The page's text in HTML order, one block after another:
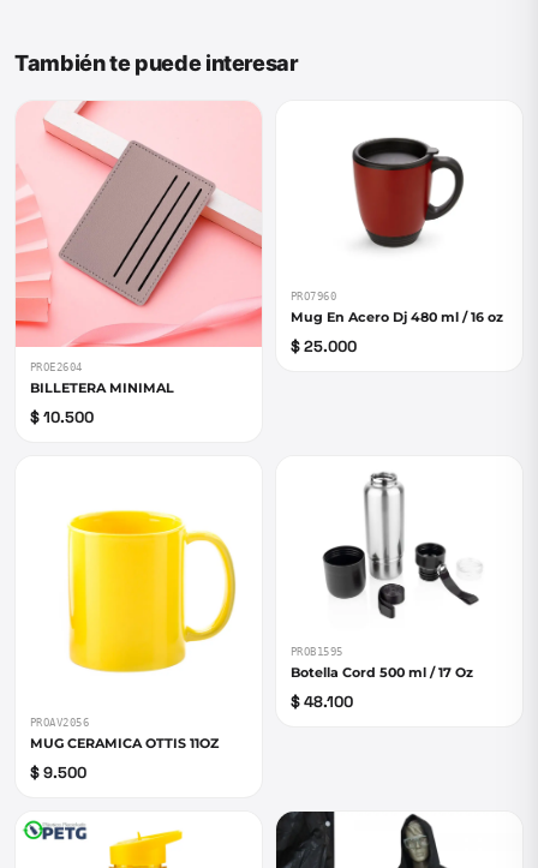
También te puede interesar
PROE2604
BILLETERA MINIMAL
$ 10.500
PRO7960
Mug En Acero Dj 480 ml / 16 oz
$ 25.000
PROAV2056
MUG CERAMICA OTTIS 11OZ
$ 9.500
PROB1595
Botella Cord 500 ml / 17 Oz
$ 48.100